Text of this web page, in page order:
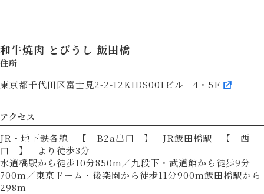
和牛焼肉 とびうし 飯田橋
住所
東京都千代田区富士見2-2-12KIDS001ビル 4・5F
アクセス
JR・地下鉄各線 【 B2a出口 】 JR飯田橋駅 【 西
口 】 より徒歩3分
水道橋駅から徒歩10分850m／九段下・武道館から徒歩9分
700m／東京ドーム・後楽園から徒歩11分900m飯田橋駅から
298m